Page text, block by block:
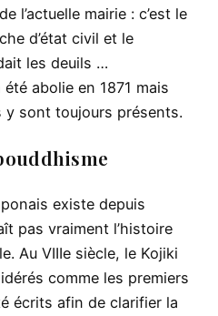
l’actuelle mairie : c’est le
d’état civil et le
les deuils …
abolie en 1871 mais
y sont toujours présents.
existe depuis
pas vraiment l’histoire
Au VIIIe siècle, le Kojiki
comme les premiers
écrits afin de clarifier la